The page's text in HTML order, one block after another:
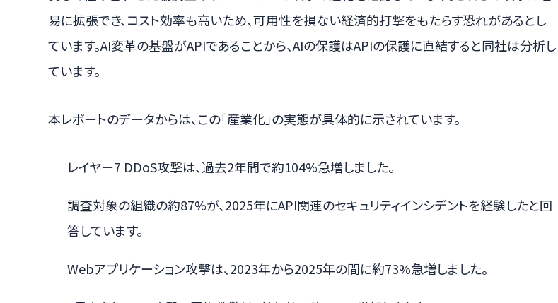
易に拡張でき、コスト効率も高いため、可用性を損ない経済的打撃をもたらす恐れがあるとし
ています。AI変革の基盤がAPIであることから、AIの保護はAPIの保護に直結すると同社は分析し
ています。
本レポートのデータからは、この「産業化」の実態が具体的に示されています。
レイヤー7 DDoS攻撃は、過去2年間で約104%急増しました。
調査対象の組織の約87%が、2025年にAPI関連のセキュリティインシデントを経験したと回
答しています。
Webアプリケーション攻撃は、2023年から2025年の間に約73%急増しました。